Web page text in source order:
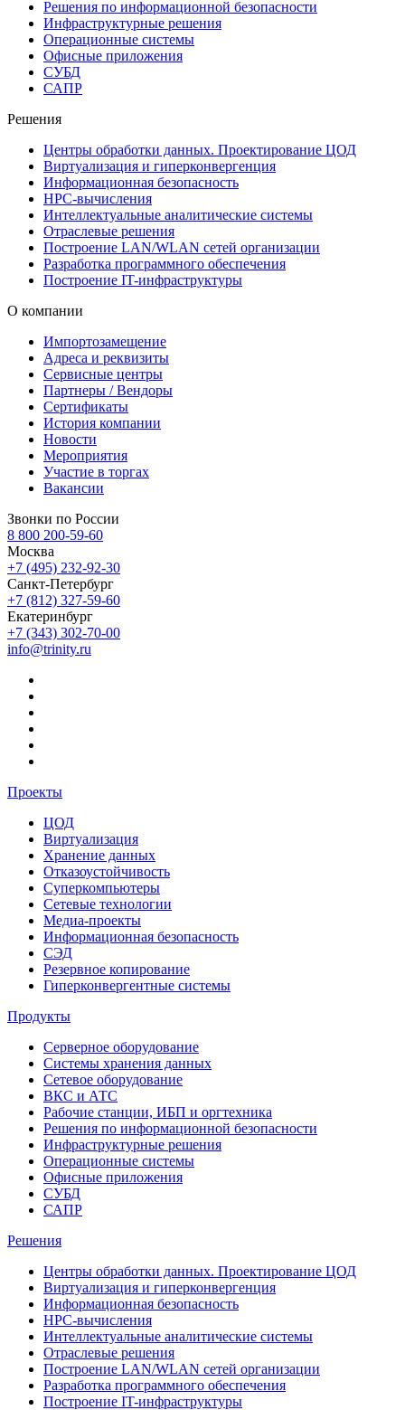
Решения по информационной безопасности
Инфраструктурные решения
Операционные системы
Офисные приложения
СУБД
САПР
Решения
Центры обработки данных. Проектирование ЦОД
Виртуализация и гиперконвергенция
Информационная безопасность
HPC-вычисления
Интеллектуальные аналитические системы
Отраслевые решения
Построение LAN/WLAN сетей организации
Разработка программного обеспечения
Построение IT-инфраструктуры
О компании
Импортозамещение
Адреса и реквизиты
Сервисные центры
Партнеры / Вендоры
Сертификаты
История компании
Новости
Мероприятия
Участие в торгах
Вакансии
Звонки по России
8 800 200-59-60
Москва
+7 (495) 232-92-30
Санкт-Петербург
+7 (812) 327-59-60
Екатеринбург
+7 (343) 302-70-00
info@trinity.ru
Проекты
ЦОД
Виртуализация
Хранение данных
Отказоустойчивость
Суперкомпьютеры
Сетевые технологии
Медиа-проекты
Информационная безопасность
СЭД
Резервное копирование
Гиперконвергентные системы
Продукты
Серверное оборудование
Системы хранения данных
Сетевое оборудование
ВКС и АТС
Рабочие станции, ИБП и оргтехника
Решения по информационной безопасности
Инфраструктурные решения
Операционные системы
Офисные приложения
СУБД
САПР
Решения
Центры обработки данных. Проектирование ЦОД
Виртуализация и гиперконвергенция
Информационная безопасность
HPC-вычисления
Интеллектуальные аналитические системы
Отраслевые решения
Построение LAN/WLAN сетей организации
Разработка программного обеспечения
Построение IT-инфраструктуры